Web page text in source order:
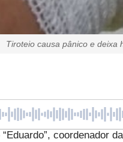
Tiroteio causa pânico e deixa
coordenador